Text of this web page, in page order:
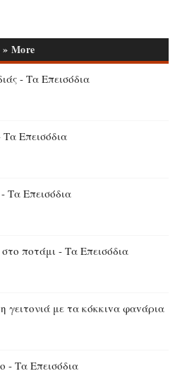
More
- Τα Επεισόδια
Επεισόδια
Τα Επεισόδια
ποτάμι - Τα Επεισόδια
γειτονιά με τα κόκκιvα φαvάρια
- Τα Επεισόδια